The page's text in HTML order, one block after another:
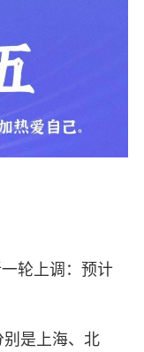
斑术
轮上调：预计
是上海、北